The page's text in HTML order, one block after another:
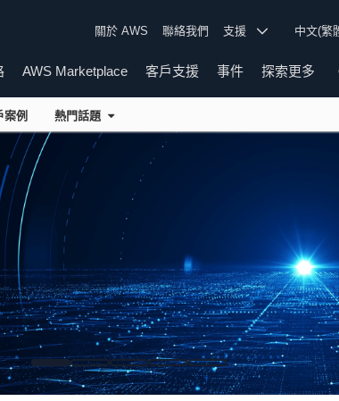
關於 AWS 聯絡我們 支援 中文(
AWS Marketplace 客戶支援 事件 探索更多
案例 熱門話題
幻燈片 1幻燈片 2幻燈片 3幻燈片 4幻燈片 5